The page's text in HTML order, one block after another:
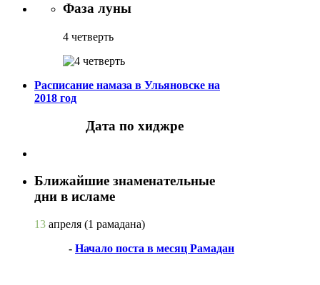
Фаза луны
4 четверть
Расписание намаза в Ульяновске на
2018 год
Дата по хиджре
Ближайшие знаменательные
дни в исламе
13 апреля (1 рамадана)
- Начало поста в месяц Рамадан